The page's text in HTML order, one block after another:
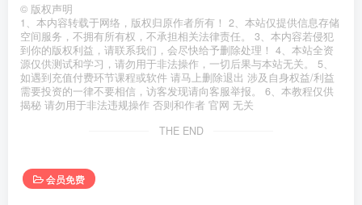
© 版权声明
1、本内容转载于网络，版权归原作者所有！ 2、本站仅提供信息存储
空间服务，不拥有所有权，不承担相关法律责任。 3、本内容若侵犯
到你的版权利益，请联系我们，会尽快给予删除处理！ 4、本站全资
源仅供测试和学习，请勿用于非法操作，一切后果与本站无关。 5、
如遇到充值付费环节课程或软件 请马上删除退出 涉及自身权益/利益
需要投资的一律不要相信，访客发现请向客服举报。 6、本教程仅供
揭秘 请勿用于非法违规操作 否则和作者 官网 无关
THE END
会员免费